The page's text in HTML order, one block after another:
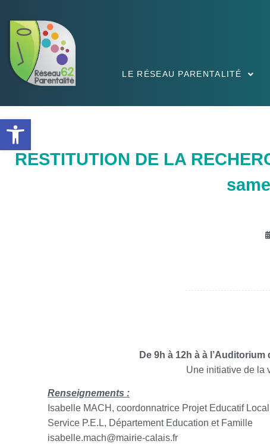
Ouvrir la barre d’outils
LE RÉSEAU PARENTALITÉ
RESTITUTION DE LA
De 9h à 12h à à
Une initiative de la
Renseignements :
Isabelle MACH, coordonnatrice Projet Educatif Local
Service P.E.L, Département Education et Famille
isabelle.mach@mairie-calais.fr